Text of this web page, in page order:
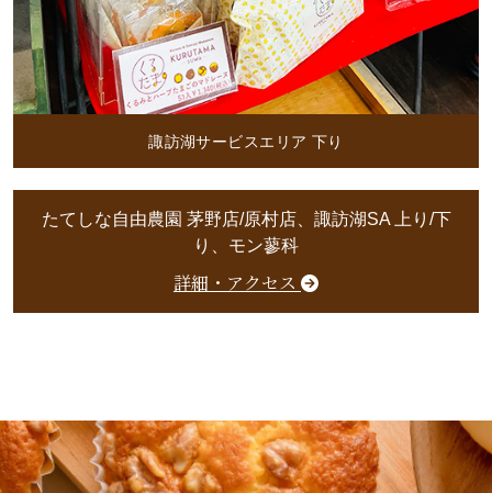
諏訪湖サービスエリア 下り
たてしな自由農園 茅野店/原村店、諏訪湖SA 上り/下
り、モン蓼科
詳細・アクセス